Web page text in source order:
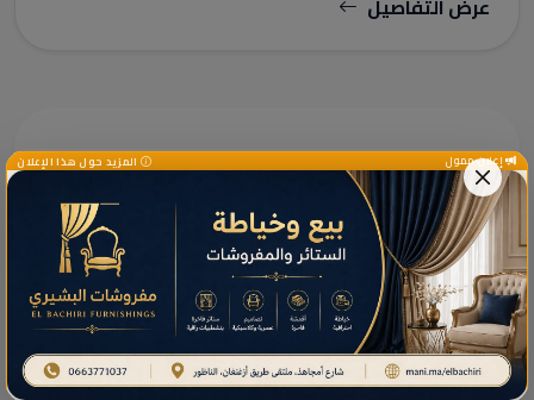
دليل الخدمات ومعلومات إضافية
دليل خدمات هذا النشاط
بالناظور
إعلان ممول المزيد حول هذا الإعلان